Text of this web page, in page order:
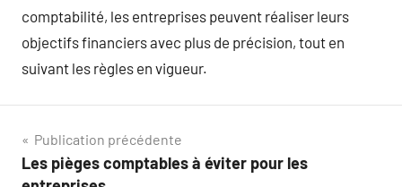
comptabilité, les entreprises peuvent réaliser leurs
objectifs financiers avec plus de précision, tout en
suivant les règles en vigueur.
Navigation
de
Publication précédente
Les pièges comptables à éviter pour les